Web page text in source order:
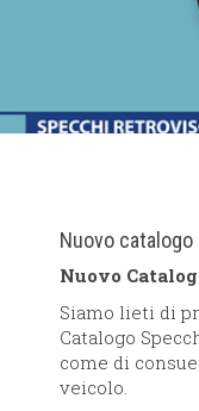
Nuovo
Nuovo
Siamo lieti di
Catalogo
come di
veicolo.